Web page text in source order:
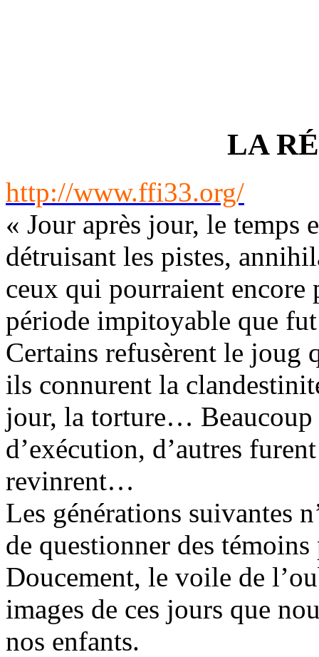
LA
http://www.ffi33.org/
« Jour après jour, le temps
détruisant les pistes,
ceux qui pourraient encore
période impitoyable que
Certains refusèrent le joug
ils connurent la
jour, la torture…
d’exécution, d’autres
revinrent…
Les générations suivantes
de questionner des
Doucement, le voile de
images de ces jours que
nos enfants.